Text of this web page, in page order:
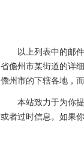
以上列表中的邮
省儋州市某街道的详
儋州市的下辖各地，
本站致力于为你
或者过时信息。如果